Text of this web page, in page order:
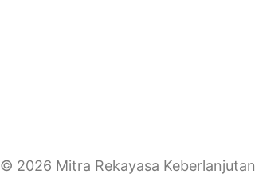
© 2026 Mitra Rekayasa Keberlanjutan